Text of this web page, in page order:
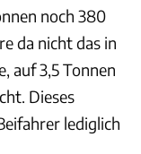
noch 380
da nicht das in
auf 3,5 Tonnen
Dieses
lediglich